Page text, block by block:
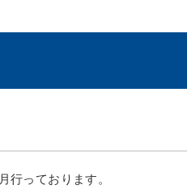
行っております。